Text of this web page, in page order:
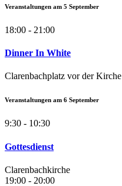
Veranstaltungen am 5 September
18:00 - 21:00
Dinner In White
Clarenbachplatz vor der Kirche
Veranstaltungen am 6 September
9:30 - 10:30
Gottesdienst
Clarenbachkirche
19:00 - 20:00